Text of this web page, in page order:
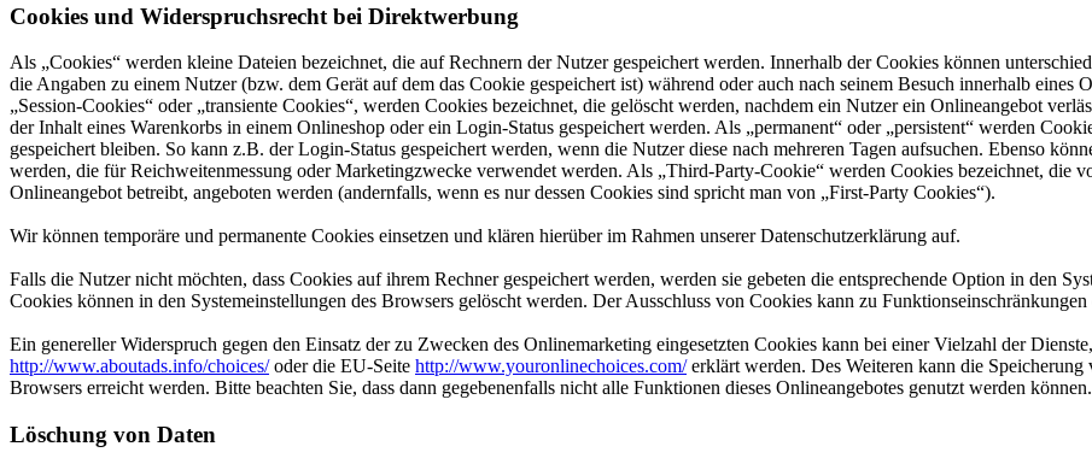
Cookies und Widerspruchsrecht bei Direktwerbung
Als „Cookies“ werden kleine Dateien bezeichnet, die auf Rechnern der Nutzer gespeichert werden. Innerhalb der Cookies können
die Angaben zu einem Nutzer (bzw. dem Gerät auf dem das Cookie gespeichert ist) während oder auch nach seinem Besuch innerhalb eines
„Session-Cookies“ oder „transiente Cookies“, werden Cookies bezeichnet, die gelöscht werden, nachdem ein Nutzer ein Onlineangebot
der Inhalt eines Warenkorbs in einem Onlineshop oder ein Login-Status gespeichert werden. Als „permanent“ oder „persistent“ werden
gespeichert bleiben. So kann z.B. der Login-Status gespeichert werden, wenn die Nutzer diese nach mehreren Tagen aufsuchen. Ebenso
werden, die für Reichweitenmessung oder Marketingzwecke verwendet werden. Als „Third-Party-Cookie“ werden Cookies bezeichnet, die
Onlineangebot betreibt, angeboten werden (andernfalls, wenn es nur dessen Cookies sind spricht man von „First-Party Cookies“).
Wir können temporäre und permanente Cookies einsetzen und klären hierüber im Rahmen unserer Datenschutzerklärung auf.
Falls die Nutzer nicht möchten, dass Cookies auf ihrem Rechner gespeichert werden, werden sie gebeten die entsprechende Option in den
Cookies können in den Systemeinstellungen des Browsers gelöscht werden. Der Ausschluss von Cookies kann zu Funktionseinschränkungen
Ein genereller Widerspruch gegen den Einsatz der zu Zwecken des Onlinemarketing eingesetzten Cookies kann bei einer Vielzahl der
http://www.aboutads.info/choices/oder die EU-Seite http://www.youronlinechoices.com/erklärt werden. Des Weiteren kann die
Browsers erreicht werden. Bitte beachten Sie, dass dann gegebenenfalls nicht alle Funktionen dieses Onlineangebotes genutzt werden können.
Löschung von Daten